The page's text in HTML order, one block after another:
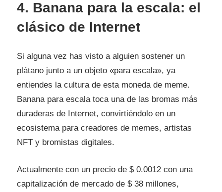
4. Banana para la escala: el
clásico de Internet
Si alguna vez has visto a alguien sostener un
plátano junto a un objeto «para escala», ya
entiendes la cultura de esta moneda de meme.
Banana para escala toca una de las bromas más
duraderas de Internet, convirtiéndolo en un
ecosistema para creadores de memes, artistas
NFT y bromistas digitales.
Actualmente con un precio de $ 0.0012 con una
capitalización de mercado de $ 38 millones,